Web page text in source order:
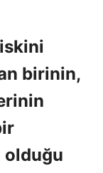
birinin,
olduğu